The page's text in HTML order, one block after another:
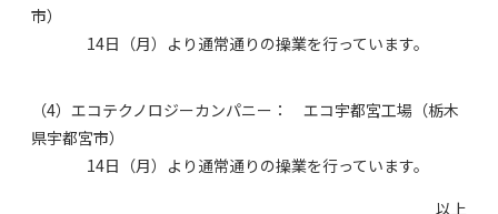
市）
14日（月）より通常通りの操業を行っています。
（4）エコテクノロジーカンパニー： エコ宇都宮工場（栃木
県宇都宮市）
14日（月）より通常通りの操業を行っています。
以上